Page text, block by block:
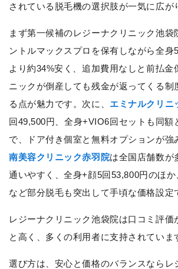
されている脱毛機の選択肢が一気に広が
まず第一候補のレジーナクリニック池袋
ントルマックスプロを保有しながら全身
より約34%安く、追加費用なしと前払金
ニックが倒産しても残金が返ってくる制
る点が魅力です。次に、 エミナルクリニ
回49,500円、全身+VIO6回セットも同額
で、ドア付き個室と無料オプションが強
南美容クリニック赤羽院は全国店舗数が
通いやすく、全身+顔5回53,800円のほ
など部分脱毛も突出して手頃な価格設定
レジーナクリニック池袋院は口コミ評価
と高く、多くの利用者に支持されていま
選び方は、安心と価格のバランスならレ